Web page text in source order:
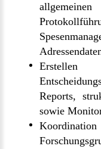
Reports,
sowie